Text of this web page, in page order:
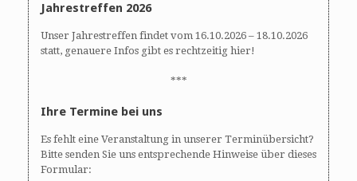
Jahrestreffen 2026
Unser Jahrestreffen findet vom 16.10.2026 – 18.10.2026
statt, genauere Infos gibt es rechtzeitig hier!
***
Ihre Termine bei uns
Es fehlt eine Veranstaltung in unserer Terminübersicht?
Bitte senden Sie uns entsprechende Hinweise über dieses
Formular: